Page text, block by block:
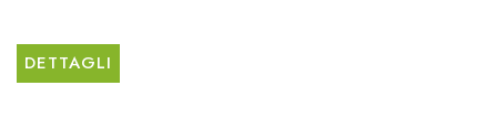
DETTAGLI